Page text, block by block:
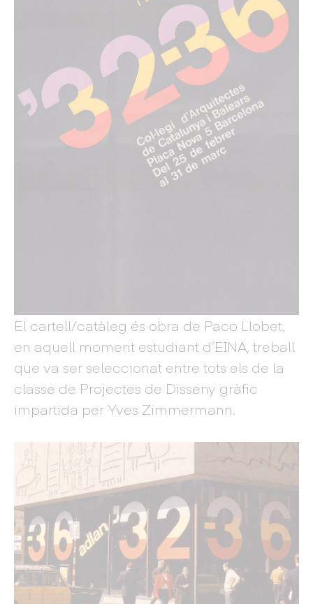
El cartell/catàleg és obra de Paco Llobet,
en aquell moment estudiant d’EINA, treball
que va ser seleccionat entre tots els de la
classe de Projectes de Disseny gràfic
impartida per Yves Zimmermann.